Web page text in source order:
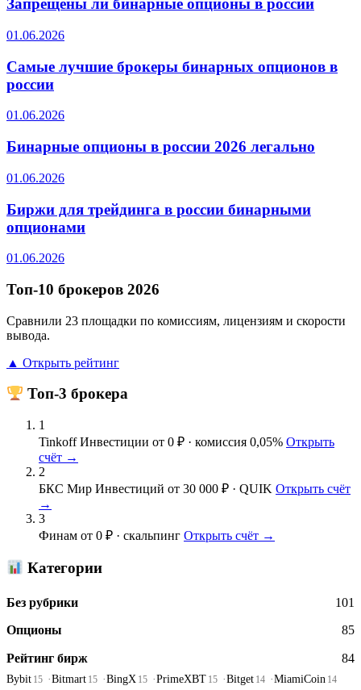
Запрещены ли бинарные опционы в россии
01.06.2026
Самые лучшие брокеры бинарных опционов в
россии
01.06.2026
Бинарные опционы в россии 2026 легально
01.06.2026
Биржи для трейдинга в россии бинарными
опционами
01.06.2026
Топ-10 брокеров 2026
Сравнили 23 площадки по комиссиям, лицензиям и скорости
вывода.
▲ Открыть рейтинг
Топ-3 брокера
1
Tinkoff Инвестиции от 0 ₽ · комиссия 0,05% Открыть
счёт →
2
БКС Мир Инвестиций от 30 000 ₽ · QUIK Открыть счёт
→
3
Финам от 0 ₽ · скальпинг Открыть счёт →
Категории
Без рубрики 101
Опционы 85
Рейтинг бирж 84
Bybit 15 Bitmart 15 BingX 15 PrimeXBT 15 Bitget 14 MiamiCoin 14